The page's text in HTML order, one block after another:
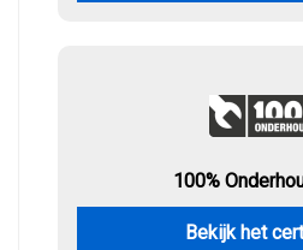
100%
Bekijk het